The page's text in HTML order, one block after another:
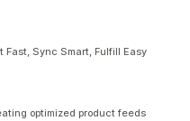
Fast, Sync Smart, Fulfill Easy
optimized product feeds